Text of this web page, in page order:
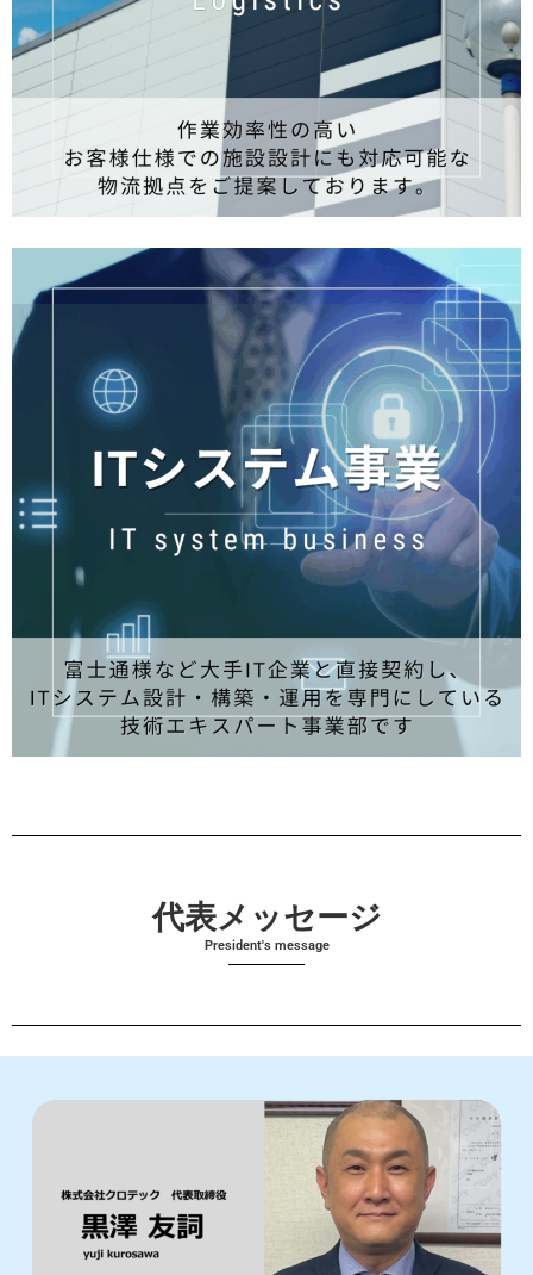
代表メッセージ
President's message